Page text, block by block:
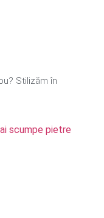
Stilizăm în